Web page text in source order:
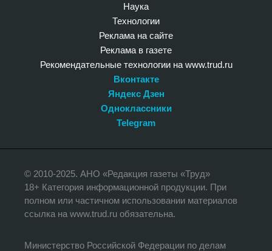
Наука
Технологии
Реклама на сайте
Реклама в газете
Рекомендательные технологии на www.trud.ru
Вконтакте
Яндекс Дзен
Одноклассники
Telegram
© 2010-2025. АНО «Редакция газеты «Труд»
18+ Категория информационной продукции. При
полном или частичном использовании материалов
ссылка на www.trud.ru обязательна.
Министерство Российской Федерации по делам